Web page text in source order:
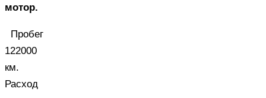
мотор.
Пробег
122000
км.
Расход